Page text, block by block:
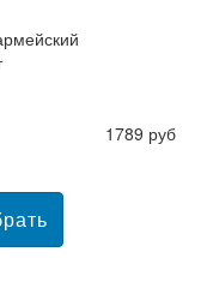
1789 руб